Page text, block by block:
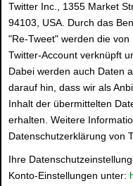
Twitter Inc., 1355 Market
94103, USA. Durch das
"Re-Tweet" werden die
Twitter-Account verknüpft
Dabei werden auch Daten
darauf hin, dass wir als
Inhalt der übermittelten
erhalten. Weitere
Datenschutzerklärung von
Ihre
Konto-Einstellungen unter: